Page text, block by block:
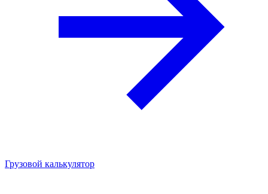
Грузовой калькулятор